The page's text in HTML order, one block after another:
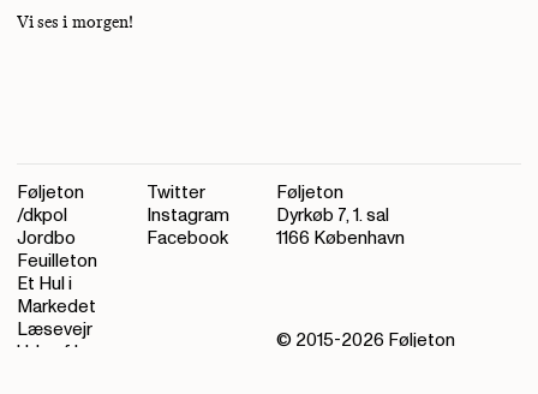
Vi ses i morgen!
Føljeton
/dkpol
Jordbo
Feuilleton
Et Hul i
Markedet
Læsevejr
Ude af kurs
Twitter
Instagram
Facebook
Føljeton
Dyrkøb 7, 1. sal
1166 København
© 2015-2026 Føljeton